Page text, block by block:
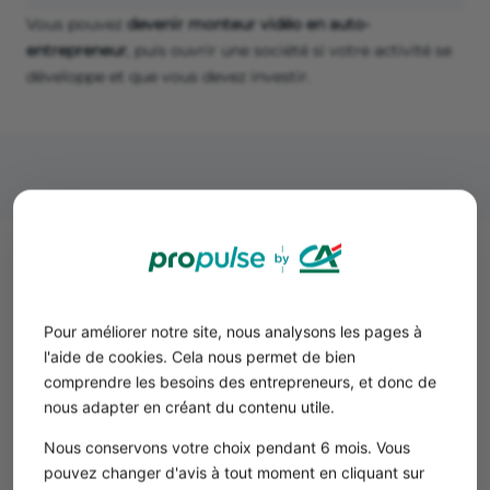
Pour améliorer notre site, nous analysons les pages à
l'aide de cookies. Cela nous permet de bien
comprendre les besoins des entrepreneurs, et donc de
nous adapter en créant du contenu utile.
Nous conservons votre choix pendant 6 mois. Vous
pouvez changer d'avis à tout moment en cliquant sur
Vous pouvez devenir monteur vidéo en auto-
entrepreneur , puis ouvrir une société si votre activité se
développe et que vous devez investir.
Étape 3 : Les démarches pour
vidéo
Devenir monteur vidéo en société
Voici les étapes pour
Choisir le statut juridique (SAS, SASU, SARL, EURL) et
saraison sociale.